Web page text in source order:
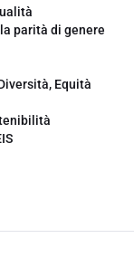
parità di genere
Equità